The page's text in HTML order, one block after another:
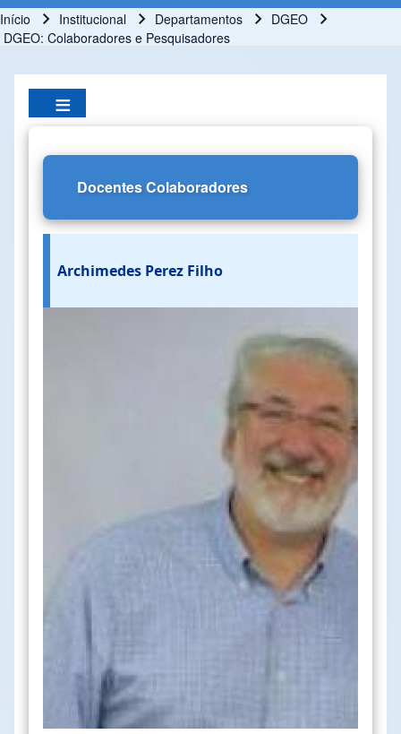
Trilha de navegação
Início Institucional Departamentos
DGEO
DGEO: Colaboradores e Pesquisadores
Docentes Colaboradores
Archimedes Perez Filho